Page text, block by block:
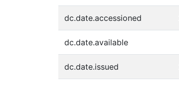
dc.date.accessioned
dc.date.available
dc.date.issued